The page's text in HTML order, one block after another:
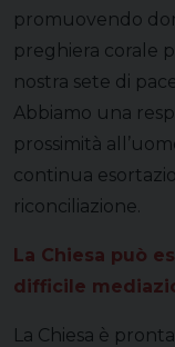
promuovendo
preghiera corale
nostra sete di
Abbiamo una
prossimità
continua
riconciliazione.
La Chiesa può
difficile
La Chiesa è